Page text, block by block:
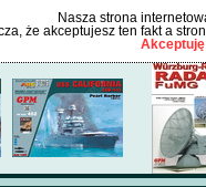
Nasza strona
że akceptujesz ten fakt a